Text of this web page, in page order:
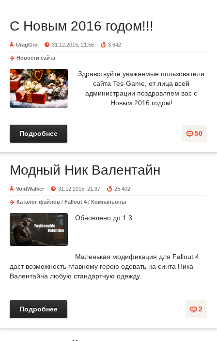
С Новым 2016 годом!!!
UragGro 31.12.2015, 21:56 3 642
Новости сайта
Здравствуйте уважаемые пользователи
сайта Tes-Game, от лица всей
администрации поздравляем вас с
Новым 2016 годом!
50
Подробнее
Модный Ник Валентайн
VoidWalker 31.12.2015, 21:37 25 402
Каталог файлов / Fallout 4 / Компаньоны
Обновлено до 1.3
Маленькая модификация для Fallout 4
даст возможность главному герою одевать на синта Ника
Валентайна любую стандартную одежду.
2
Подробнее